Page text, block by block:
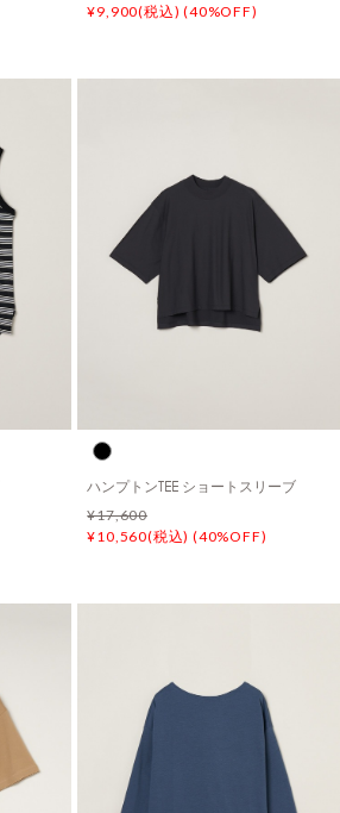
¥9,900(税込) (40%OFF)
ハンプトンTEE ショートスリーブ
¥17,600
¥10,560(税込) (40%OFF)